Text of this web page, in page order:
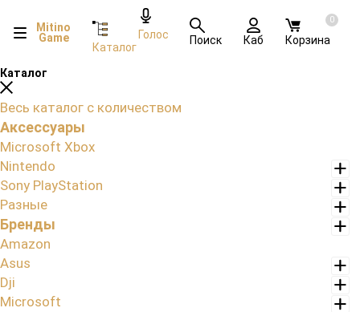
Mitino
Game
Каталог
Голос Поиск Каб
0
Корзина
Каталог
Весь каталог с количеством
Аксессуары
Microsoft Xbox
Nintendo
Sony PlayStation
Разные
Бренды
Amazon
Asus
Dji
Microsoft